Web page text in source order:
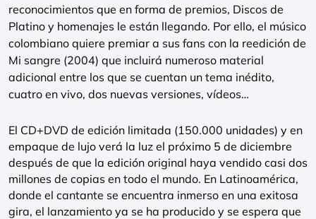
reconocimientos que en forma de premios, Discos de
Platino y homenajes le están llegando. Por ello, el músico
colombiano quiere premiar a sus fans con la reedición de
Mi sangre (2004) que incluirá numeroso material
adicional entre los que se cuentan un tema inédito,
cuatro en vivo, dos nuevas versiones, vídeos…
El CD+DVD de edición limitada (150.000 unidades) y en
empaque de lujo verá la luz el próximo 5 de diciembre
después de que la edición original haya vendido casi dos
millones de copias en todo el mundo. En Latinoamérica,
donde el cantante se encuentra inmerso en una exitosa
gira, el lanzamiento ya se ha producido y se espera que